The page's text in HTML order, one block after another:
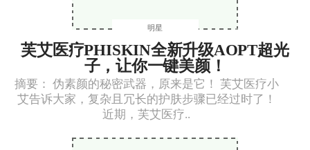
明星
芙艾医疗PHISKIN全新升级AOPT超光
子，让你一键美颜！
摘要： 伪素颜的秘密武器，原来是它！ 芙艾医疗小
艾告诉大家，复杂且冗长的护肤步骤已经过时了！
近期，芙艾医疗..